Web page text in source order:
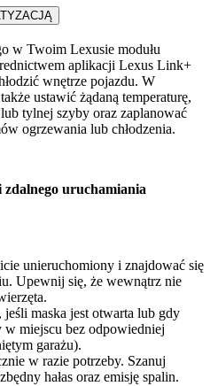
w Twoim Lexusie modułu
aplikacji Lexus Link+
wnętrze pojazdu. W
ustawić żądaną temperaturę,
tylnej szyby oraz zaplanować
ogrzewania lub chłodzenia.
uruchamiania
unieruchomiony i znajdować się
Upewnij się, że wewnątrz nie
maska jest otwarta lub gdy
w miejscu bez odpowiedniej
garażu).
w razie potrzeby. Szanuj
hałas oraz emisję spalin.